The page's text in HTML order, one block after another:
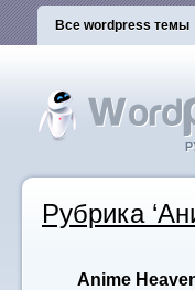
Все wordpress темы
Рубрика
Anime